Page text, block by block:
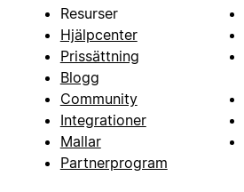
Resurser
Hjälpcenter
Prissättning
Blogg
Community
Integrationer
Mallar
Partnerprogram